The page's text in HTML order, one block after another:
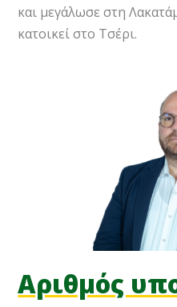
και μεγάλωσε στη
κατοικεί στο Τσέρι.
Αριθμός